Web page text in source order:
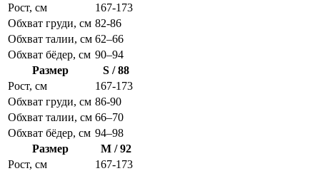
Рост, см
167-173
Обхват груди, см 82-86
Обхват талии, см 62–66
Обхват бёдер, см 90–94
Размер
S / 88
Рост, см
167-173
Обхват груди, см 86-90
Обхват талии, см 66–70
Обхват бёдер, см 94–98
Размер
M / 92
Рост, см
167-173